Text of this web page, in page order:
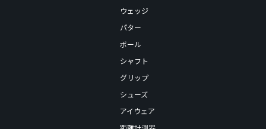
ウェッジ
パター
ボール
シャフト
グリップ
シューズ
アイウェア